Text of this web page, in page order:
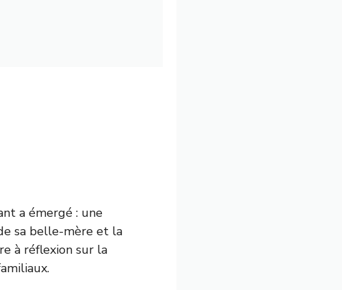
a émergé : une
sa belle-mère et la
à réflexion sur la